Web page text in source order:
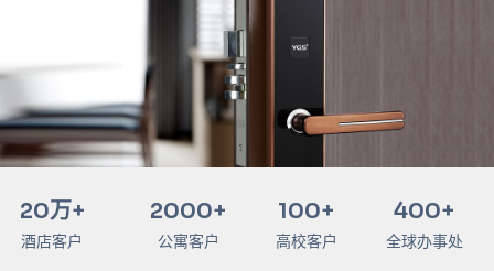
酒店客户
20万+
公寓客户
2000+
高校客户
100+
全球办事处
400+